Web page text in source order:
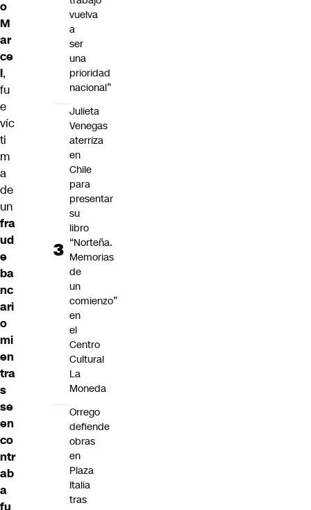
o
M
ar
ce
l,
fu
e
víc
ti
m
a
de
un
fra
ud
e
ba
nc
ari
o
mi
en
tra
s
se
en
co
ntr
ab
a
vuelva
a
ser
una
prioridad
nacional”
Julieta
Venegas
aterriza
en
Chile
para
presentar
su
libro
“Norteña.
Memorias
de
un
comienzo”
en
el
Centro
Cultural
La
Moneda
Orrego
defiende
obras
en
Plaza
Italia
tras